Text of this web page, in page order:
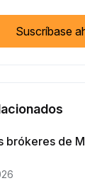
Suscríbase
brókeres de